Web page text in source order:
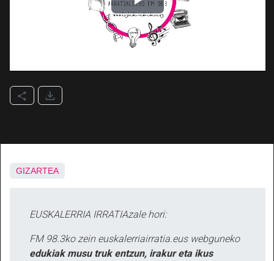
GIZARTEA
EUSKALERRIA IRRATIAzale hori:
FM 98.3ko zein euskalerriairratia.eus webguneko
edukiak musu truk entzun, irakur eta ikus